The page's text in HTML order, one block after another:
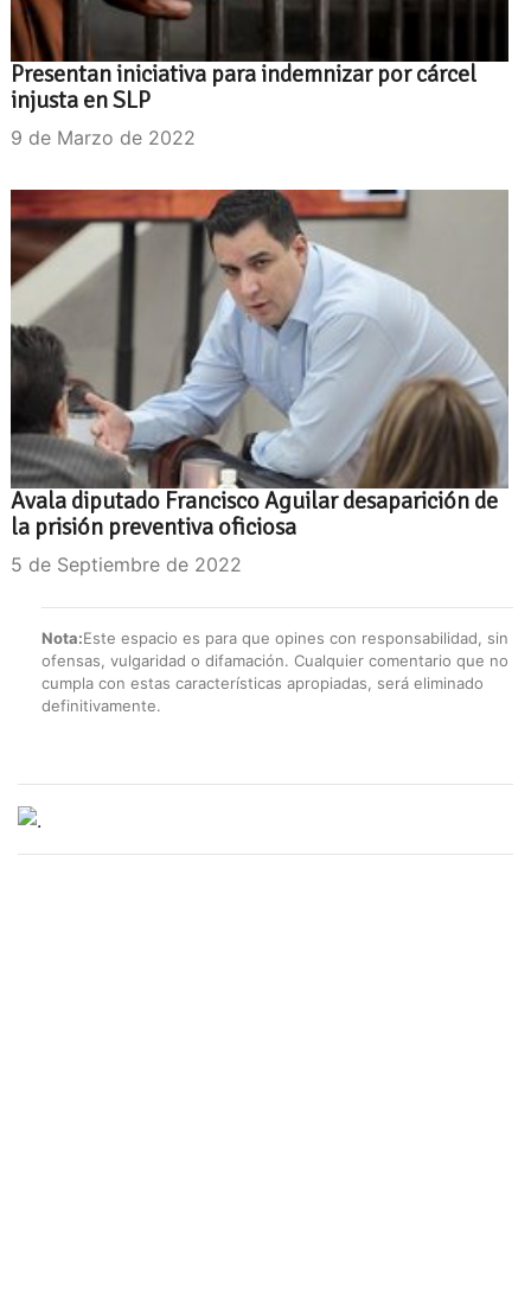
Presentan iniciativa para indemnizar por cárcel
injusta en SLP
9 de Marzo de 2022
Avala diputado Francisco Aguilar desaparición de
la prisión preventiva oficiosa
5 de Septiembre de 2022
Nota:Este espacio es para que opines con responsabilidad, sin
ofensas, vulgaridad o difamación. Cualquier comentario que no
cumpla con estas características apropiadas, será eliminado
definitivamente.